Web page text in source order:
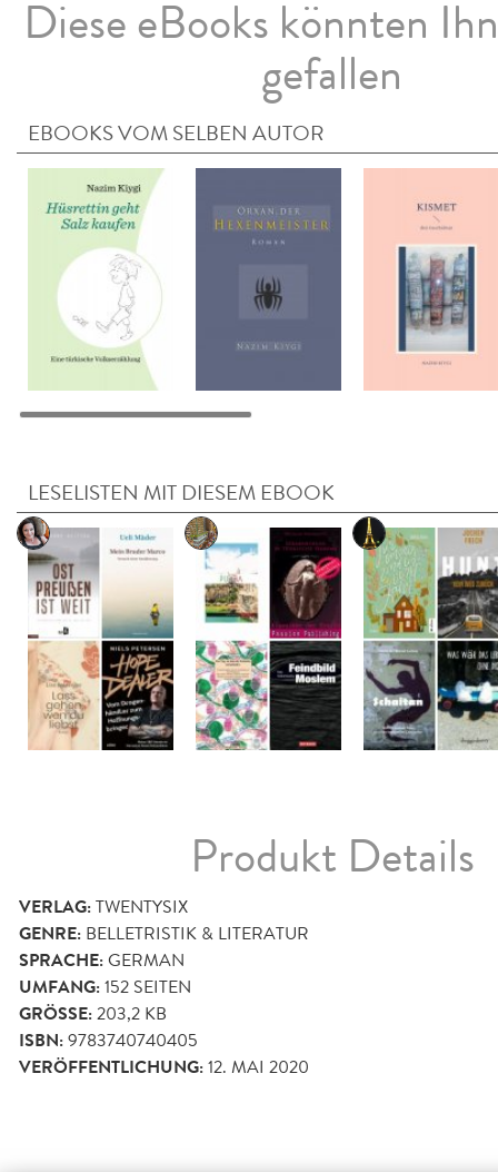
Diese eBooks könnten
gefallen
EBOOKS VOM SELBEN AUTOR
LESELISTEN MIT DIESEM EBOOK
Produkt Details
VERLAG:TWENTYSIX
GENRE: BELLETRISTIK & LITERATUR
SPRACHE:GERMAN
UMFANG:152 SEITEN
GRÖSSE: 203,2 KB
ISBN:9783740740405
VERÖFFENTLICHUNG:12. MAI 2020